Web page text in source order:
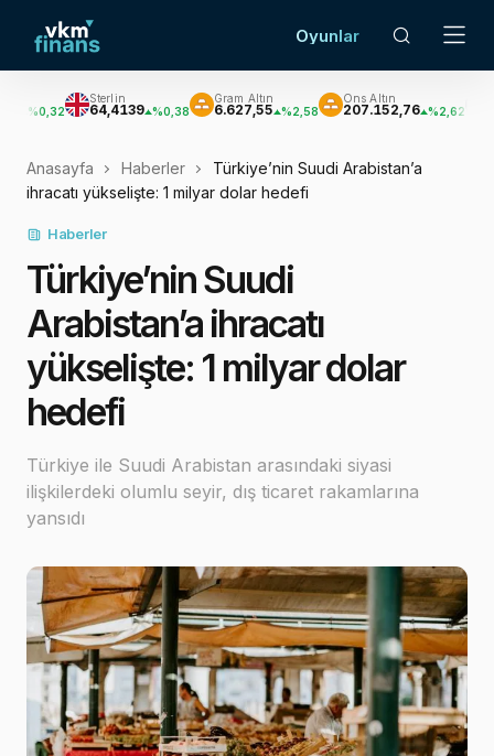
Oyunlar
64,4139 %0,38
Gram Altın
6.627,55 %2,58
Ons Altın
207.152,76 %2,62 3.033,47
Anasayfa Haberler
Türkiye’nin Suudi Arabistan’a
ihracatı yükselişte: 1 milyar dolar hedefi
Haberler
Türkiye’nin Suudi
Arabistan’a ihracatı
yükselişte: 1 milyar dolar
hedefi
Türkiye ile Suudi Arabistan arasındaki siyasi
ilişkilerdeki olumlu seyir, dış ticaret rakamlarına
yansıdı